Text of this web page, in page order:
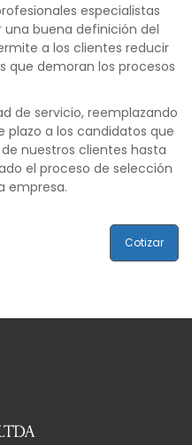
especialistas
buena definición del
a los clientes reducir
que demoran los procesos
de servicio, reemplazando
plazo a los candidatos que
nuestros clientes hasta
el proceso de selección
empresa.
Cotizar